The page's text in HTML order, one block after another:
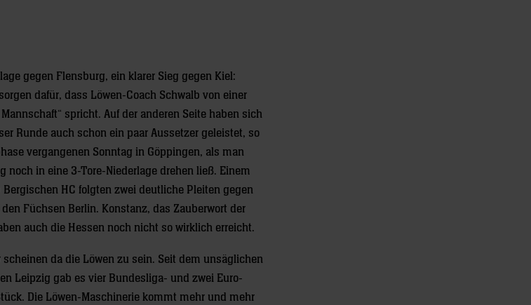
gegen Flensburg, ein klarer Sieg gegen Kiel:
dafür, dass Löwen-Coach Schwalb von einer
spricht. Auf der anderen Seite haben sich
Runde auch schon ein paar Aussetzer geleistet, so
vergangenen Sonntag in Göppingen, als man
noch in eine 3-Tore-Niederlage drehen ließ. Einem
HC folgten zwei deutliche Pleiten gegen
Füchsen Berlin. Konstanz, das Zauberwort der
auch die Hessen noch nicht so wirklich erreicht.
da die Löwen zu sein. Seit dem unsäglichen
Leipzig gab es vier Bundesliga- und zwei Euro-
Die Löwen-Maschinerie kommt mehr und mehr